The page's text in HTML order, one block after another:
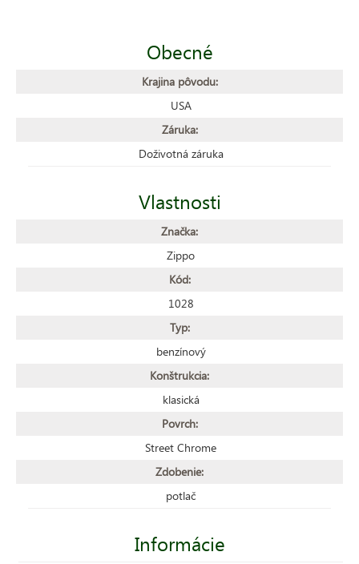
Obecné
Krajina pôvodu:
USA
Záruka:
Doživotná záruka
Vlastnosti
Značka:
Zippo
Kód:
1028
Typ:
benzínový
Konštrukcia:
klasická
Povrch:
Street Chrome
Zdobenie:
potlač
Informácie